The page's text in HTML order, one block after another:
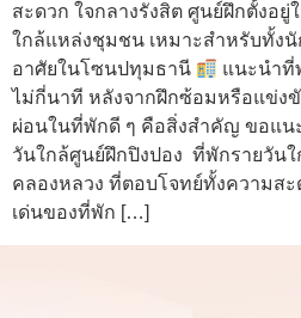
สะดวก ใจกลางรังสิต ศูนย์ฝึกตั้งอยู่
ใกล้แหล่งชุมชน เหมาะสำหรับทั้ง
อาศัยในโซนปทุมธานี
แนะนำที่
ไม่กี่นาที หลังจากฝึกซ้อมหรือแข่ง
ผ่อนในที่พักดี ๆ คือสิ่งสำคัญ ขอแน
วันใกล้ศูนย์ฝึกปิงปอง ที่พักรายวัน
คลองหลวง ที่ตอบโจทย์ทั้งความส
เด่นของที่พัก […]